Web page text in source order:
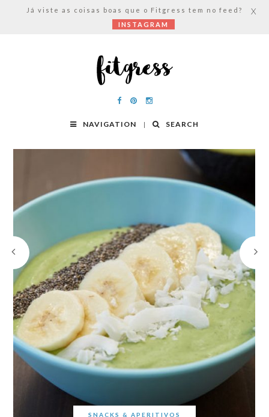
NAVIGATION SEARCH
SNACKS & APERITIVOS
Já viste as coisas boas que o Fitgress tem no feed?
INSTAGRAM
X